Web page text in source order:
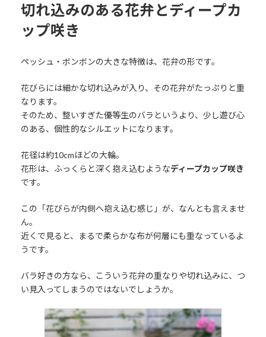
切れ込みのある花弁とディープカ
ップ咲き
ペッシュ・ボンボンの大きな特徴は、花弁の形です。
花びらには細かな切れ込みが入り、その花弁がたっぷりと重
なります。
そのため、整いすぎた優等生のバラというより、少し遊び心
のある、個性的なシルエットになります。
花径は約10cmほどの大輪。
花形は、ふっくらと深く抱え込むようなディープカップ咲き
です。
この「花びらが内側へ抱え込む感じ」が、なんとも言えませ
ん。
近くで見ると、まるで柔らかな布が何層にも重なっているよ
うです。
バラ好きの方なら、こういう花弁の重なりや切れ込みに、つ
い見入ってしまうのではないでしょうか。